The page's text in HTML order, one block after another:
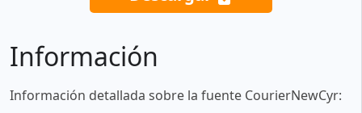
Información
Información detallada sobre la fuente CourierNewCyr: